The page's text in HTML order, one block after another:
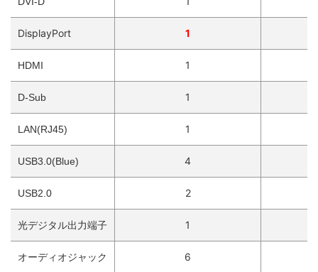
DisplayPort 1
HDMI 1
D-Sub 1
LAN(RJ45) 1
USB3.0(Blue) 4
USB2.0 2
光デジタル出力端子 1
オーディオジャック 6